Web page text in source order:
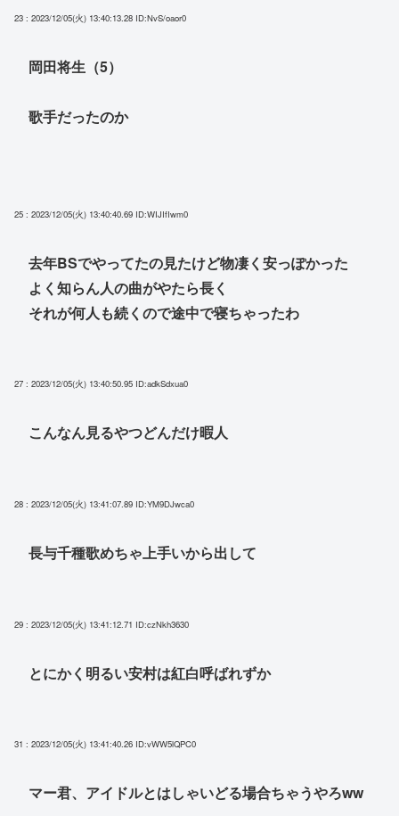
23 : 2023/12/05(火) 13:40:13.28 ID:NvS/oaor0
岡田将生（5）
歌手だったのか
25 : 2023/12/05(火) 13:40:40.69 ID:WIJIfIwm0
去年BSでやってたの見たけど物凄く安っぽかった
よく知らん人の曲がやたら長く
それが何人も続くので途中で寝ちゃったわ
27 : 2023/12/05(火) 13:40:50.95 ID:adkSdxua0
こんなん見るやつどんだけ暇人
28 : 2023/12/05(火) 13:41:07.89 ID:YM9DJwca0
長与千種歌めちゃ上手いから出して
29 : 2023/12/05(火) 13:41:12.71 ID:czNkh3630
とにかく明るい安村は紅白呼ばれずか
31 : 2023/12/05(火) 13:41:40.26 ID:vWW5lQPC0
マー君、アイドルとはしゃいどる場合ちゃうやろww